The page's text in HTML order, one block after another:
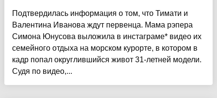
Подтвердилась информация о том, что Тимати и
Валентина Иванова ждут первенца. Мама рэпера
Симона Юнусова выложила в инстаграме* видео их
семейного отдыха на морском курорте, в котором в
кадр попал округлившийся живот 31-летней модели.
Судя по видео,...